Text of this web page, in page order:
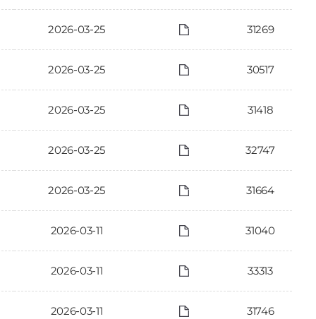
2026-03-25 31269
2026-03-25 30517
2026-03-25 31418
2026-03-25 32747
2026-03-25 31664
2026-03-11 31040
2026-03-11 33313
2026-03-11 31746